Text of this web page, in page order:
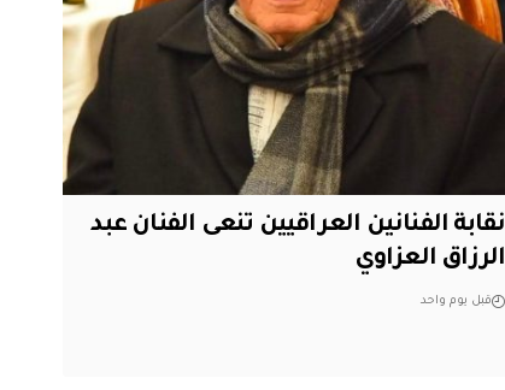
نقابة الفنانين العراقيين تنعى الفنان عبد
الرزاق العزاوي
قبل يوم واحد